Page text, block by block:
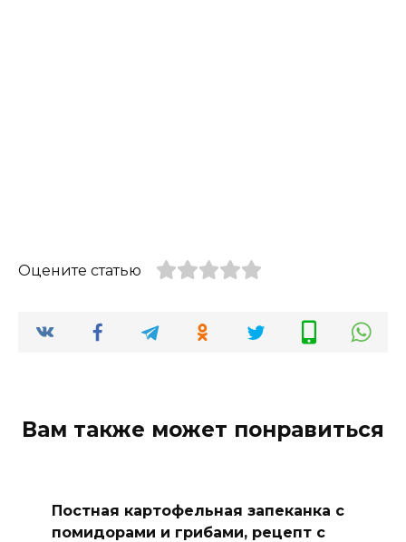
Оцените статью
Вам также может понравиться
Постная картофельная запеканка с
помидорами и грибами, рецепт с